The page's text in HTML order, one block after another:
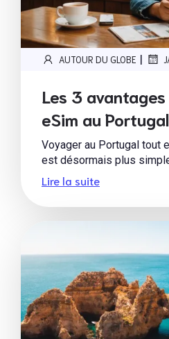
AUTOUR DU GLOBE |
Les 3
eSim au Portugal
Voyager au Portugal tout
est désormais plus
Lire la suite